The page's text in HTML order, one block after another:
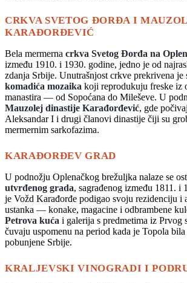
CRKVA SVETOG ĐORĐA I
KARAĐORĐEVIĆ
Bela mermerna crkva Svetog Đorđa na
između 1910. i 1930. godine, jedno je od
zdanja Srbije. Unutrašnjost crkve prekrivena je
komadića mozaika koji reprodukuju freske iz
manastira — od Sopoćana do Mileševe. U
Mauzolej dinastije Karađorđević, gde
Aleksandar I i drugi članovi dinastije čiji su
mermernim sarkofazima.
KARAĐORĐEV GRAD
U podnožju Oplenačkog brežuljka nalaze se
utvrđenog grada, sagrađenog između 1811. i
je Vožd Karađorđe podigao svoju rezidenciju i
ustanka — konake, magacine i odbrambene
Petrova kuća i galerija s predmetima iz Prvog
čuvaju uspomenu na period kada je Topola bila
pobunjene Srbije.
KRALJEVSKI VINOGRADI I